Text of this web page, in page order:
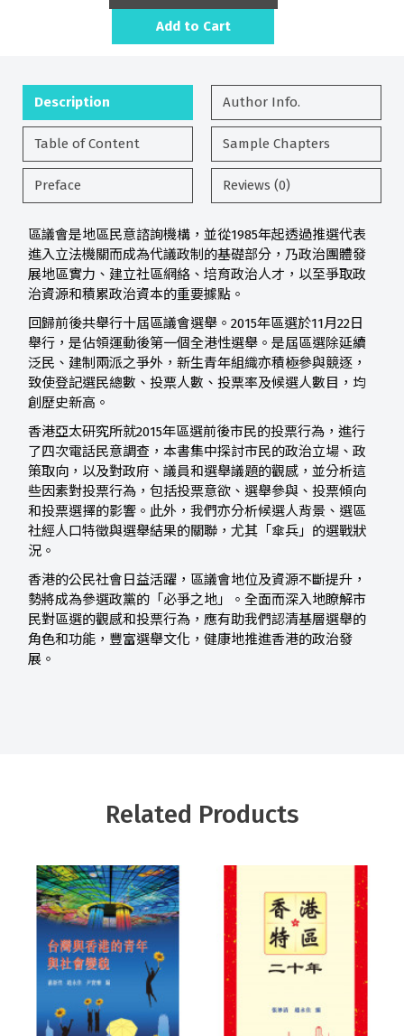
Add to Cart
Description Author Info.
Table of Content Sample Chapters
Preface Reviews (0)
區議會是地區民意諮詢機構，並從1985年起透過推選代表
進入立法機關而成為代議政制的基礎部分，乃政治團體發
展地區實力、建立社區網絡、培育政治人才，以至爭取政
治資源和積累政治資本的重要據點。
回歸前後共舉行十屆區議會選舉。2015年區選於11月22日
舉行，是佔領運動後第一個全港性選舉。是屆區選除延續
泛民、建制兩派之爭外，新生青年組織亦積極參與競逐，
致使登記選民總數、投票人數、投票率及候選人數目，均
創歷史新高。
香港亞太研究所就2015年區選前後市民的投票行為，進行
了四次電話民意調查，本書集中探討市民的政治立場、政
策取向，以及對政府、議員和選舉議題的觀感，並分析這
些因素對投票行為，包括投票意欲、選舉參與、投票傾向
和投票選擇的影響。此外，我們亦分析候選人背景、選區
社經人口特徵與選舉結果的關聯，尤其「傘兵」的選戰狀
況。
香港的公民社會日益活躍，區議會地位及資源不斷提升，
勢將成為參選政黨的「必爭之地」。全面而深入地瞭解市
民對區選的觀感和投票行為，應有助我們認清基層選舉的
角色和功能，豐富選舉文化，健康地推進香港的政治發
展。
Related Products